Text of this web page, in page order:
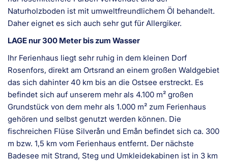
Naturholzboden ist mit umweltfreundlichem Öl behandelt.
Daher eignet es sich auch sehr gut für Allergiker.
LAGE nur 300 Meter bis zum Wasser
Ihr Ferienhaus liegt sehr ruhig in dem kleinen Dorf
Rosenfors, direkt am Ortsrand an einem großen Waldgebiet
das sich dahinter 40 km bis an die Ostsee erstreckt. Es
befindet sich auf unserem mehr als 4.100 m² großen
Grundstück von dem mehr als 1.000 m² zum Ferienhaus
gehören und selbst genutzt werden können. Die
fischreichen Flüse Silverån und Emån befindet sich ca. 300
m bzw. 1,5 km vom Ferienhaus entfernt. Der nächste
Badesee mit Strand, Steg und Umkleidekabinen ist in 3 km